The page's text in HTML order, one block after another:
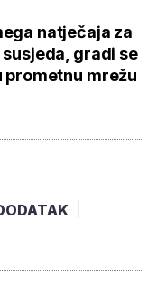
natječaja za
gradi se
prometnu mrežu